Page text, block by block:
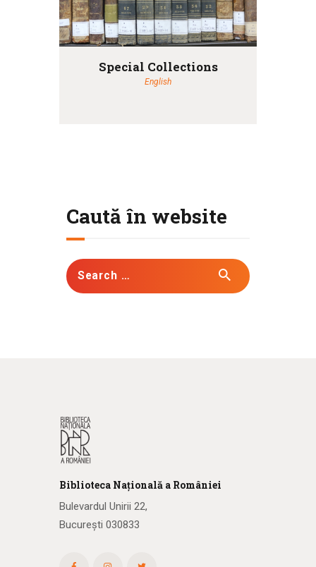
Special Collections
English
Caută în website
Biblioteca Națională a României
Bulevardul Unirii 22,
București 030833